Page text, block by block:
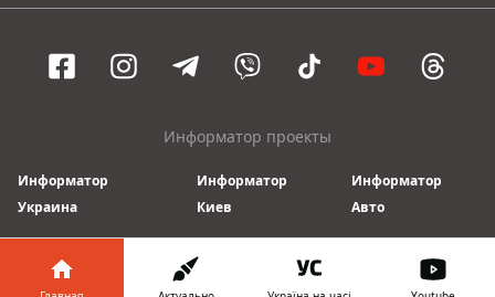
Информатор проекты
Информатор
Украина
Информатор
Киев
Информатор
Авто
© 2016-2026 Informator